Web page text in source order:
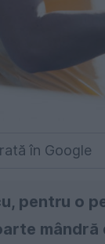
în Google
pentru o